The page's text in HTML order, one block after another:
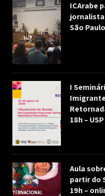
ICArabe
jornalista
São Paulo
I
18h – USP
Aula
partir do
19h –